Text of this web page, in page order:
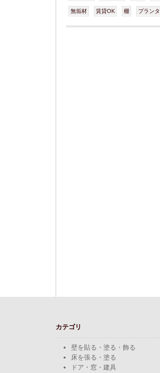
無垢材 賃貸OK 棚 プラン
カテゴリ
壁を貼る・塗る・飾る
床を張る・塗る
ドア・窓・建具